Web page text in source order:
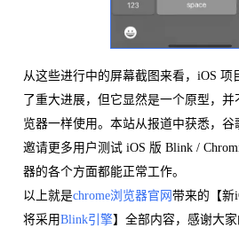
从这些进行中的屏幕截图来看，iOS
了重大进展，但它显然是一个原型，
览器一样使用。本站从报道中获悉，
邀请更多用户测试 iOS 版 Blink /
器的各个方面都能正常工作。
以上就是chrome浏览器官网 带来的【新
将采用Blink引擎】全部内容，感谢大家